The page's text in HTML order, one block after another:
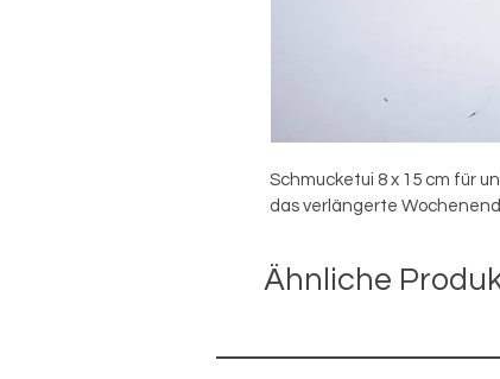
Schmucketui 8 x 15 cm für
das verlängerte
Ähnliche